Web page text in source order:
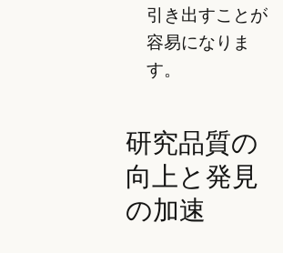
引き出すことが
容易になりま
す。
研究品質の
向上と発見
の加速